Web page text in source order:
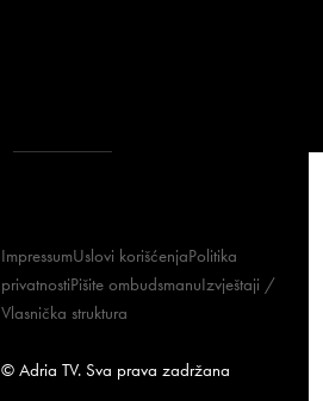
ImpressumUslovi korišćenjaPolitika
privatnostiPišite ombudsmanuIzvještaji /
Vlasnička struktura
© Adria TV. Sva prava zadržana